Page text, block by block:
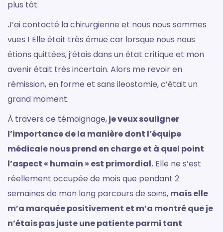
plus tôt.
J’ai contacté la chirurgienne et nous nous sommes
vues ! Elle était très émue car lorsque nous nous
étions quittées, j’étais dans un état critique et mon
avenir était très incertain. Alors me revoir en
rémission, en forme et sans ileostomie, c’était un
grand moment.
À travers ce témoignage,je veux souligner
l’importance de la manière dont l’équipe
médicale nous prend en charge et à quel point
l’aspect « humain » est primordial. Elle ne s’est
réellement occupée de mois que pendant 2
semaines de mon long parcours de soins, mais elle
m’a marquée positivement et m’a montré que je
n’étais pas juste une patiente parmi tant